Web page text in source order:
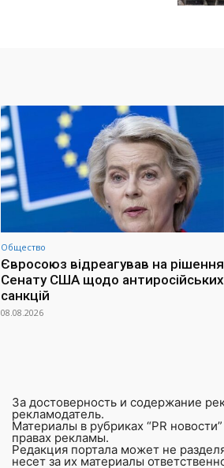
Общество
Євросоюз відреагував на рішення
Сенату США щодо антиросійських
санкцій
08.08.2026
За достоверность и содержание
рекламодатель.
Материалы в рубриках “PR
правах рекламы.
Редакция портала может не
несет за их материалы